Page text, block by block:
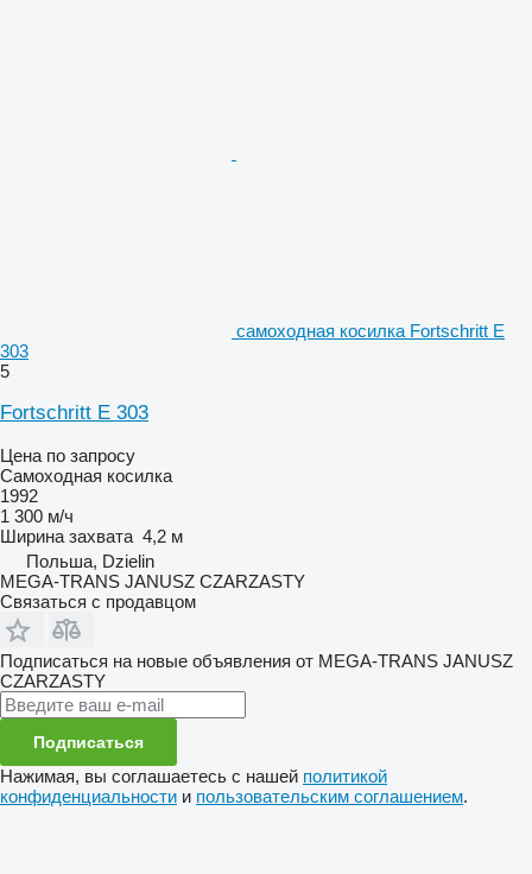
самоходная косилка Fortschritt E
303
5
Fortschritt E 303
Цена по запросу
Самоходная косилка
1992
1 300 м/ч
Ширина захвата 4,2 м
Польша, Dzielin
MEGA-TRANS JANUSZ CZARZASTY
Связаться с продавцом
Подписаться на новые объявления от MEGA-TRANS JANUSZ
CZARZASTY
Подписаться
Нажимая, вы соглашаетесь с нашей политикой
конфиденциальности и пользовательским соглашением.